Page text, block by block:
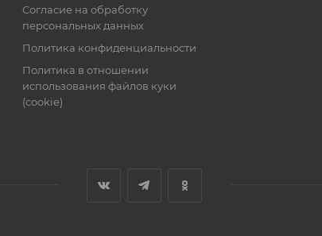
Согласие на обработку
персональных данных
Политика конфиденциальности
Политика в отношении
использования файлов куки
(cookie)